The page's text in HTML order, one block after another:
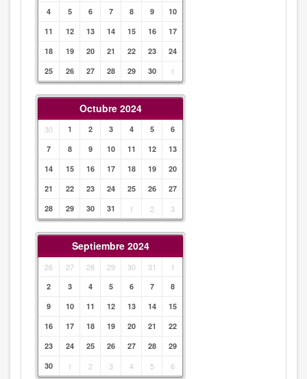
4
5 6 7 8 9
10
11
12 13 14 15 16
17
18
19 20 21 22 23
24
25
26 27 28 29 30 1
Octubre 2024
30 1 2 3 4 5
6
7
8 9 10 11 12
13
14
15 16 17 18 19
20
21
22 23 24 25 26
27
28
29 30 31 1 2 3
Septiembre 2024
26 27 28 29 30 31 1
2 3 4 5 6 7
8
9
10 11 12 13 14
15
16
17 18 19 20 21
22
23
24 25 26 27 28
29
30
1 2 3 4 5 6